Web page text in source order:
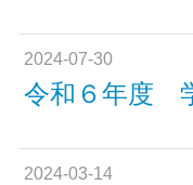
2024-07-30
令和６年度
2024-03-14